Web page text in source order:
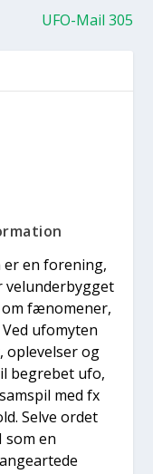
UFO-Mail 305
er en forening,
velunderbygget
fænomener,
ufomyten
oplevelser og
begrebet ufo,
med fx
Selve ordet
som en